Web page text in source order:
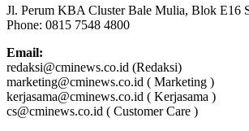
Jl. Perum KBA Cluster Bale Mulia, Blok E16
Phone: 0815 7548 4800
Email:
redaksi@cminews.co.id (Redaksi)
marketing@cminews.co.id ( Marketing )
kerjasama@cminews.co.id ( Kerjasama )
cs@cminews.co.id ( Customer Care )